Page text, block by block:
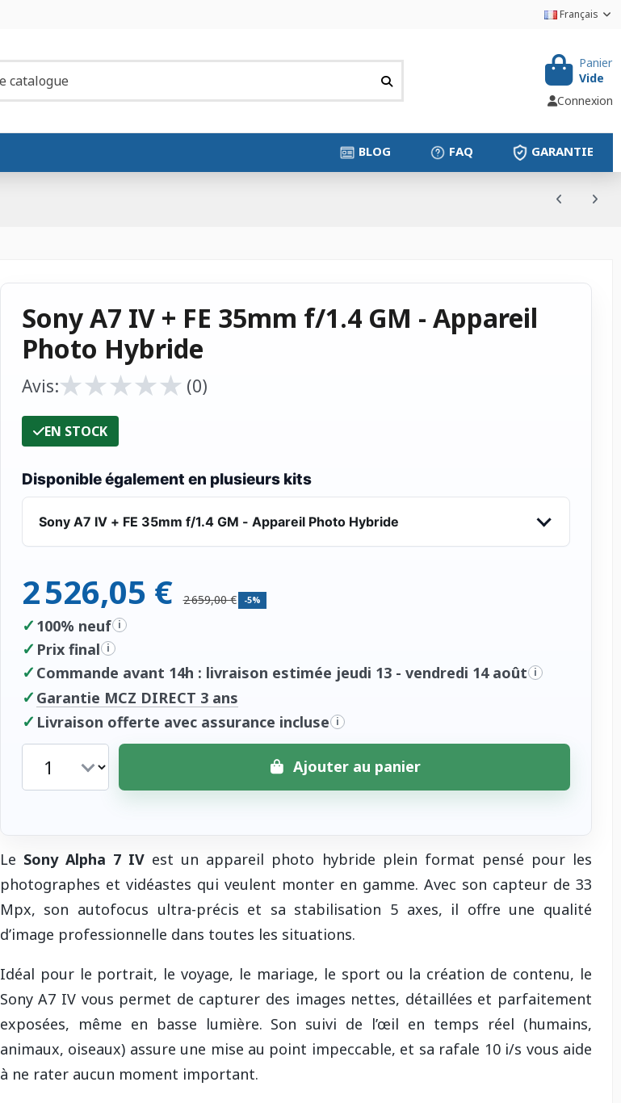
Français
Panier
Vide
Connexion
GARANTIE
FAQ
BLOG
Sony A7 IV + FE 35mm f/1.4 GM - Appareil
Photo Hybride
Avis:★
★★
★★
★★
★★
★ (0)
EN STOCK
Disponible également en plusieurs kits
Sony A7 IV + FE 35mm f/1.4 GM - Appareil Photo Hybride
2 526,05 € 2 659,00 € -5%
✓ 100% neuf i
✓ Prix final i
✓ Commande avant 14h : livraison estimée jeudi 13 - vendredi 14 août i
✓ Garantie MCZ DIRECT 3 ans
✓ Livraison offerte avec assurance incluse i
Ajouter au panier
Le Sony Alpha 7 IV est un appareil photo hybride plein format pensé pour les
photographes et vidéastes qui veulent monter en gamme. Avec son capteur de 33
Mpx, son autofocus ultra-précis et sa stabilisation 5 axes, il offre une qualité
d’image professionnelle dans toutes les situations.
Idéal pour le portrait, le voyage, le mariage, le sport ou la création de contenu, le
Sony A7 IV vous permet de capturer des images nettes, détaillées et parfaitement
exposées, même en basse lumière. Son suivi de l’œil en temps réel (humains,
animaux, oiseaux) assure une mise au point impeccable, et sa rafale 10 i/s vous aide
à ne rater aucun moment important.